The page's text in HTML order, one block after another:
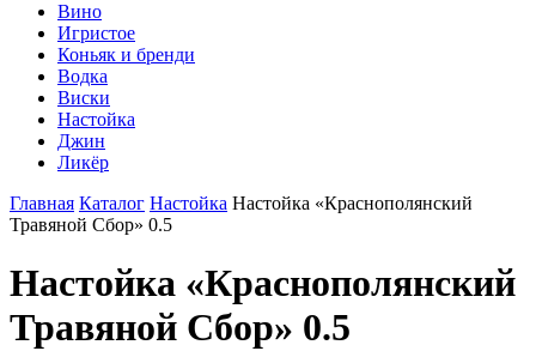
Вино
Игристое
Коньяк и бренди
Водка
Виски
Настойка
Джин
Ликёр
Главная Каталог Настойка Настойка «Краснополянский
Травяной Сбор» 0.5
Настойка «Краснополянский
Травяной Сбор» 0.5